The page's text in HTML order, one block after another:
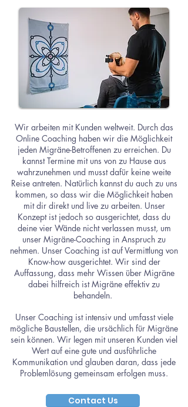
Wir arbeiten mit Kunden weltweit. Durch das
Online Coaching haben wir die Möglichkeit
jeden Migräne-Betroffenen zu erreichen. Du
kannst Termine mit uns von zu Hause aus
wahrzunehmen und musst dafür keine weite
Reise antreten. Natürlich kannst du auch zu uns
kommen, so dass wir die Möglichkeit haben
mit dir direkt und live zu arbeiten. Unser
Konzept ist jedoch so ausgerichtet, dass du
deine vier Wände nicht verlassen musst, um
unser Migräne-Coaching in Anspruch zu
nehmen. Unser Coaching ist auf Vermittlung von
Know-how ausgerichtet. Wir sind der
Auffassung, dass mehr Wissen über Migräne
dabei hilfreich ist Migräne effektiv zu
behandeln.
Unser Coaching ist intensiv und umfasst viele
mögliche Baustellen, die ursächlich für Migräne
sein können. Wir legen mit unseren Kunden viel
Wert auf eine gute und ausführliche
Kommunikation und glauben daran, dass jede
Problemlösung gemeinsam erfolgen muss.
Contact Us